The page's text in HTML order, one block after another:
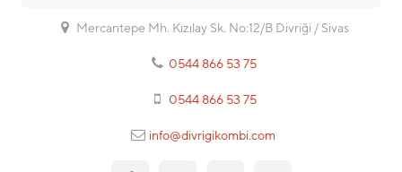
Mercantepe Mh. Kızılay Sk. No:12/B Divriği / Sivas
0544 866 53 75
0544 866 53 75
info@divrigikombi.com